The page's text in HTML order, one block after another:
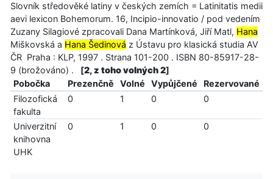
Slovník středověké latiny v českých zemích = Latinitatis medii
aevi lexicon Bohemorum. 16, Incipio-innovatio / pod vedením
Zuzany Silagiové zpracovali Dana Martínková, Jiří Matl, Hana
Miškovská a Hana Šedinová z Ústavu pro klasická studia AV
ČR Praha : KLP, 1997 . Strana 101-200 . ISBN 80-85917-28-
9 (brožováno) .
[2, z toho volných 2]
Pobočka
Prezenčně Volné Vypůjčené
Rezervované
Filozofická
fakulta
0 1 0 0
Univerzitní
knihovna
UHK
0 1 0 0